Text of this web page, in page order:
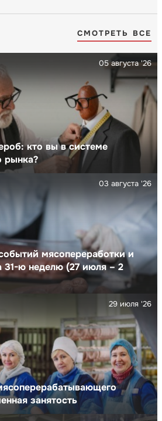
СМОТРЕТЬ ВСЕ
кто вы в системе
рынка?
05 августа '26
мясопереработки и
31-ю неделю (27 июля – 2
03 августа '26
занятость
29 июля '26